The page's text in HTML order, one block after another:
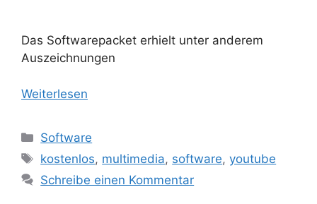
Das Softwarepacket erhielt unter anderem
Auszeichnungen
Weiterlesen
Kategorien
Software
Schlagwörter
kostenlos, multimedia, software,youtube
Schreibe einen Kommentar